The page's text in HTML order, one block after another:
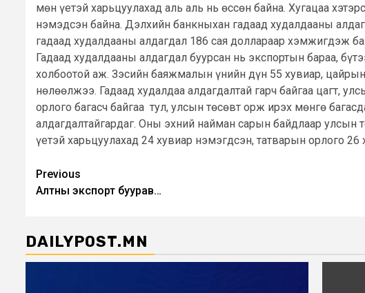
мөн үетэй харьцуулахад аль аль нь өссөн байна. Хугацаа
нэмэдсэн байна. Дэлхийн банкныхан гадаад худалдааны
гадаад худалдааны алдагдал 186 сая доллараар хэмжигдэж
Гадаад худалдааны алдагдал буурсан нь экспортын бараа,
холбоотой аж. Зэсийн баяжмалын үнийн дүн 55 хувиар,
нөлөөлжээ. Гадаад худалдаа алдагдалтай гарч байгаа цагт,
орлого багасч байгаа тул, улсын төсөвт орж ирэх мөнгө
алдагдалтайгардаг. Оны эхний найман сарын байдлаар улсын
үетэй харьцуулахад 24 хувиар нэмэгдсэн, татварын орлого
Post
navigation
Previous
Алтны экспорт буурав…
DAILYPOST.MN